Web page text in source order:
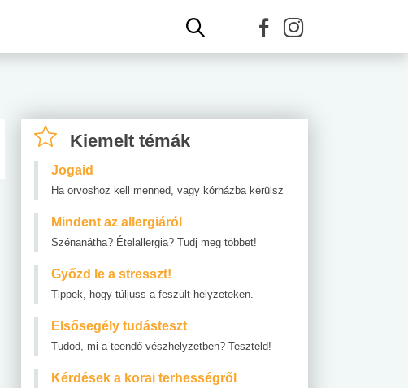
Kiemelt témák
Jogaid
Ha orvoshoz kell menned, vagy kórházba kerülsz
Mindent az allergiáról
Szénanátha? Ételallergia? Tudj meg többet!
Győzd le a stresszt!
Tippek, hogy túljuss a feszült helyzeteken.
Elsősegély tudásteszt
Tudod, mi a teendő vészhelyzetben? Teszteld!
Kérdések a korai terhességről